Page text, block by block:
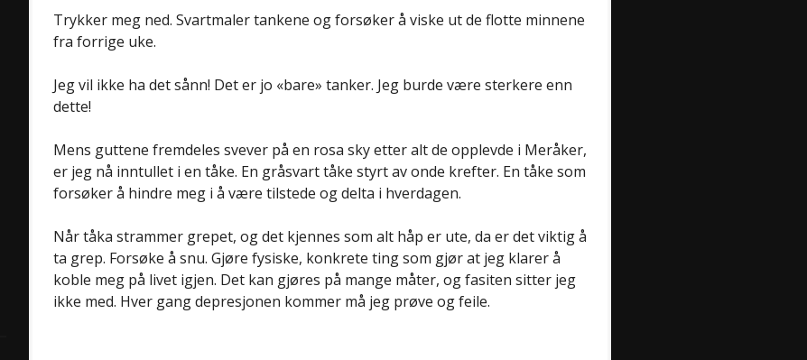
Trykker meg ned. Svartmaler tankene og forsøker å viske ut de flotte minnene
fra forrige uke.
Jeg vil ikke ha det sånn! Det er jo «bare» tanker. Jeg burde være sterkere enn
dette!
Mens guttene fremdeles svever på en rosa sky etter alt de opplevde i Meråker,
er jeg nå inntullet i en tåke. En gråsvart tåke styrt av onde krefter. En tåke som
forsøker å hindre meg i å være tilstede og delta i hverdagen.
Når tåka strammer grepet, og det kjennes som alt håp er ute, da er det viktig å
ta grep. Forsøke å snu. Gjøre fysiske, konkrete ting som gjør at jeg klarer å
koble meg på livet igjen. Det kan gjøres på mange måter, og fasiten sitter jeg
ikke med. Hver gang depresjonen kommer må jeg prøve og feile.